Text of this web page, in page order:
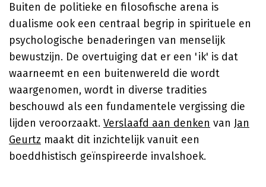
Buiten de politieke en filosofische arena is
dualisme ook een centraal begrip in spirituele en
psychologische benaderingen van menselijk
bewustzijn. De overtuiging dat er een 'ik' is dat
waarneemt en een buitenwereld die wordt
waargenomen, wordt in diverse tradities
beschouwd als een fundamentele vergissing die
lijden veroorzaakt. Verslaafd aan denken van Jan
Geurtz maakt dit inzichtelijk vanuit een
boeddhistisch geïnspireerde invalshoek.